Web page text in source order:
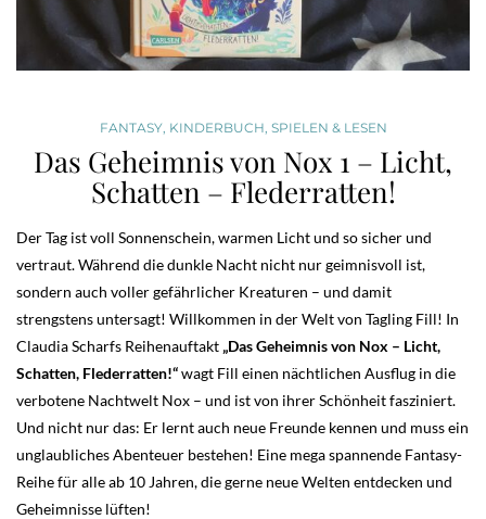
FANTASY, KINDERBUCH SPIELEN & LESEN
Das Geheimnis von Nox 1 – Licht,
Schatten – Flederratten!
Der Tag ist voll Sonnenschein, warmen Licht und so sicher und
vertraut. Während die dunkle Nacht nicht nur geimnisvoll ist,
sondern auch voller gefährlicher Kreaturen – und damit
strengstens untersagt! Willkommen in der Welt von Tagling Fill! In
Claudia Scharfs Reihenauftakt „Das Geheimnis von Nox – Licht,
Schatten, Flederratten!“wagt Fill einen nächtlichen Ausflug in die
verbotene Nachtwelt Nox – und ist von ihrer Schönheit fasziniert.
Und nicht nur das: Er lernt auch neue Freunde kennen und muss ein
unglaubliches Abenteuer bestehen! Eine mega spannende Fantasy-
Reihe für alle ab 10 Jahren, die gerne neue Welten entdecken und
Geheimnisse lüften!